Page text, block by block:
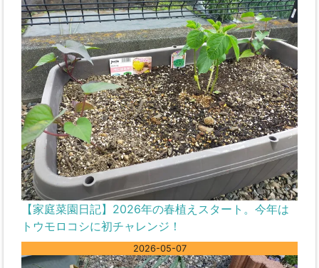
【家庭菜園日記】2026年の春植えスタート。今年は
トウモロコシに初チャレンジ！
2026-05-07